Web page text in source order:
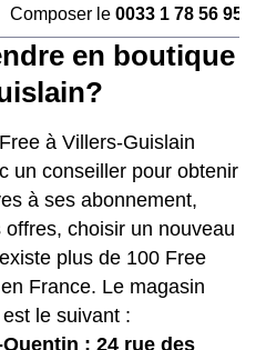
Composer le 0033 1 78 56 95 60
en boutique
à Villers-Guislain
un conseiller pour obtenir
à ses abonnement,
choisir un nouveau
plus de 100 Free
France. Le magasin
le suivant :
: 24 rue des